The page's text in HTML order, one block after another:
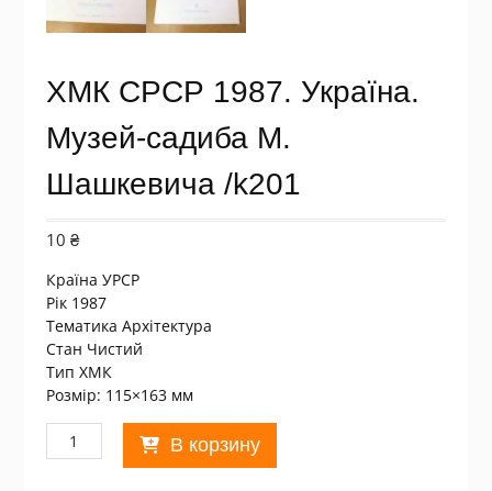
ХМК СРСР 1987. Україна.
Музей-садиба М.
Шашкевича /k201
10 ₴
Країна УРСР
Рік 1987
Тематика Архітектура
Стан Чистий
Тип ХМК
Розмір: 115×163 мм
Количество
товара
В корзину